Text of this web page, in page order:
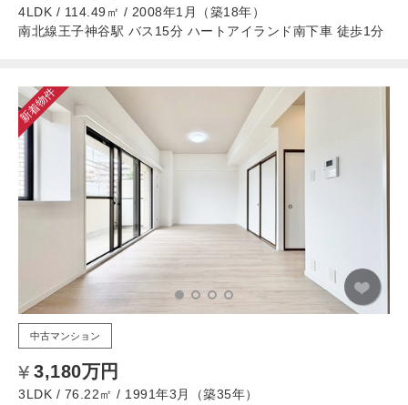
4LDK / 114.49㎡ / 2008年1月（築18年）
南北線王子神谷駅 バス15分 ハートアイランド南下車 徒歩1分
新着物件
中古マンション
3,180万円
3LDK / 76.22㎡ / 1991年3月（築35年）